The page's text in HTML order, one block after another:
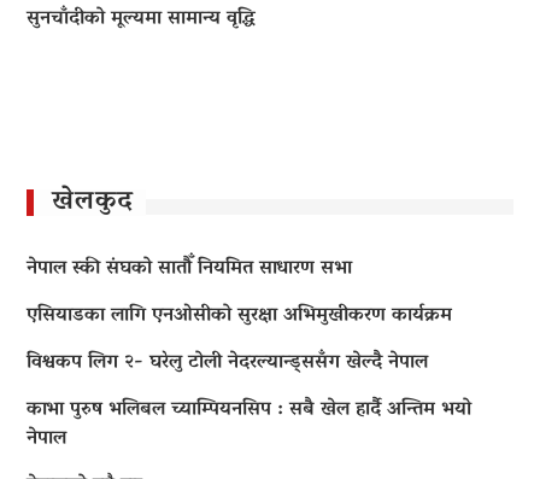
सुनचाँदीको मूल्यमा सामान्य वृद्धि
खेलकुद
नेपाल स्की संघको सातौँ नियमित साधारण सभा
एसियाडका लागि एनओसीको सुरक्षा अभिमुखीकरण कार्यक्रम
विश्वकप लिग २- घरेलु टोली नेदरल्यान्ड्ससँग खेल्दै नेपाल
काभा पुरुष भलिबल च्याम्पियनसिप : सबै खेल हार्दै अन्तिम भयो
नेपाल